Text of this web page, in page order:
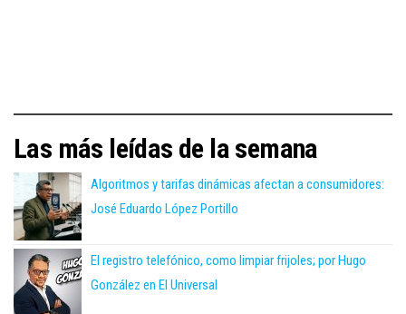
Las más leídas de la semana
Algoritmos y tarifas dinámicas afectan a consumidores:
José Eduardo López Portillo
El registro telefónico, como limpiar frijoles; por Hugo
González en El Universal